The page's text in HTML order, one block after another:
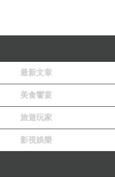
最新文章
美食饗宴
旅遊玩家
影視娛樂